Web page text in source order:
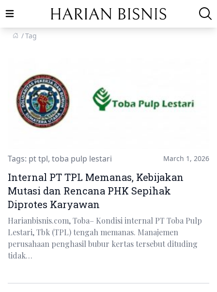
Open main menu
Tag
Tags: pt tpl, toba pulp lestari March 1, 2026
Internal PT TPL Memanas, Kebijakan
Mutasi dan Rencana PHK Sepihak
Diprotes Karyawan
Harianbisnis.com, Toba– Kondisi internal PT Toba Pulp
Lestari, Tbk (TPL) tengah memanas. Manajemen
perusahaan penghasil bubur kertas tersebut dituding
tidak…